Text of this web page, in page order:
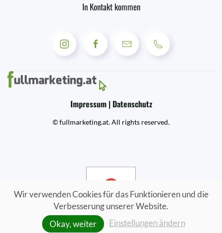
In Kontakt kommen
Impressum | Datenschutz
© fullmarketing.at. All rights reserved.
Wir verwenden Cookies für das Funktionieren und die
Verbesserung unserer Website.
Okay, weiter
Einstellungen ändern